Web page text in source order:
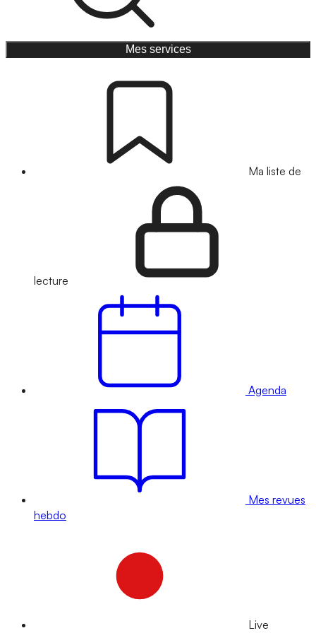
Mes services
Ma liste de
lecture
Agenda
Mes revues
hebdo
Live